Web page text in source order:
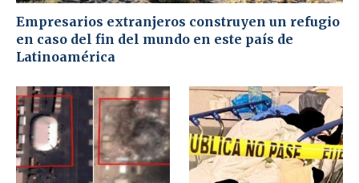
Empresarios extranjeros construyen un refugio
en caso del fin del mundo en este país de
Latinoamérica